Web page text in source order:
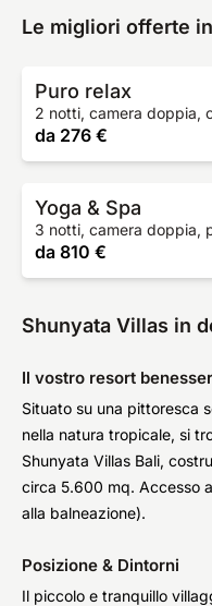
Le migliori offerte
Puro relax
2 notti, camera doppia,
da 276 €
Yoga & Spa
3 notti, camera doppia,
da 810 €
Shunyata Villas in
Il vostro resort
Situato su una pittoresca
nella natura tropicale, si
Shunyata Villas Bali,
circa 5.600 mq. Accesso
alla balneazione).
Posizione & Dintorni
Il piccolo e tranquillo